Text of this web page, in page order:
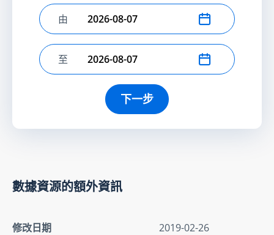
選擇開始日期
由
選擇結束日期
至
下一步
數據資源的額外資訊
修改日期
2019-02-26